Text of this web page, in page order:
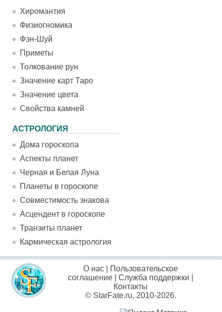
Хиромантия
Физиогномика
Фэн-Шуй
Приметы
Толкование рун
Значение карт Таро
Значение цвета
Свойства камней
АСТРОЛОГИЯ
Дома гороскопа
Аспекты планет
Черная и Белая Луна
Планеты в гороскопе
Совместимость знакова
Асцендент в гороскопе
Транзиты планет
Кармическая астрология
О нас
Пользовательское
соглашение |Служба поддержки
Контакты
© StarFate.ru, 2010-2026.